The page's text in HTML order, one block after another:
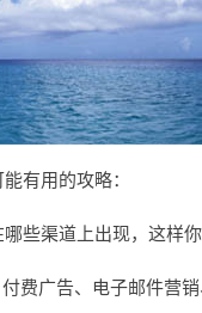
有用的攻略：
些渠道上出现，这样
费广告、电子邮件营